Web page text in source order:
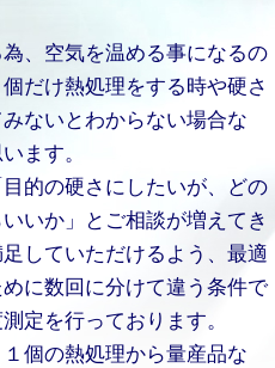
、空気を温める事になるの
だけ熱処理をする時や硬さ
ないとわからない場合な
ます。
的の硬さにしたいが、どの
いか」とご相談が増えてき
していただけるよう、最適
に数回に分けて違う条件で
定を行っております。
個の熱処理から量産品な